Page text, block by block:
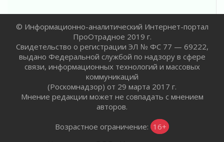
02 августа 2026
В Ивангороде назвали новых почетных
граждан Ленинградской области
02 августа 2026
02 августа 2026
Километровые столбы «Дороги жизни»
отправили на реставрацию
Ленобласть внедрила передовую подготовку
© Информационно-аналитический Интернет-портал
ПроОтрадное 2019 г.
Свидетельство о регистрации ЭЛ № ФС 77 — 69222,
выдано Федеральной службой по надзору в сфере
связи, информационных технологий и массовых
коммуникаций
(Роскомнадзор) от 29 марта 2017 г.
Мнение редакции может не совпадать с мнением
авторов.
Возрастное ограничение: 16+